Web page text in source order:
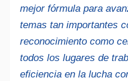
mejor fórmula para
temas tan importantes
reconocimiento como
todos los lugares de
eficiencia en la lucha